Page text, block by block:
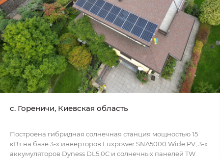
c. Гореничи, Киевская область
Построена гибридная солнечная станция мощностью 15
кВт на базе 3-х инверторов Luxpower SNA5000 Wide PV, 3-х
аккумуляторов Dyness DL5.0C и солнечных панелей TW